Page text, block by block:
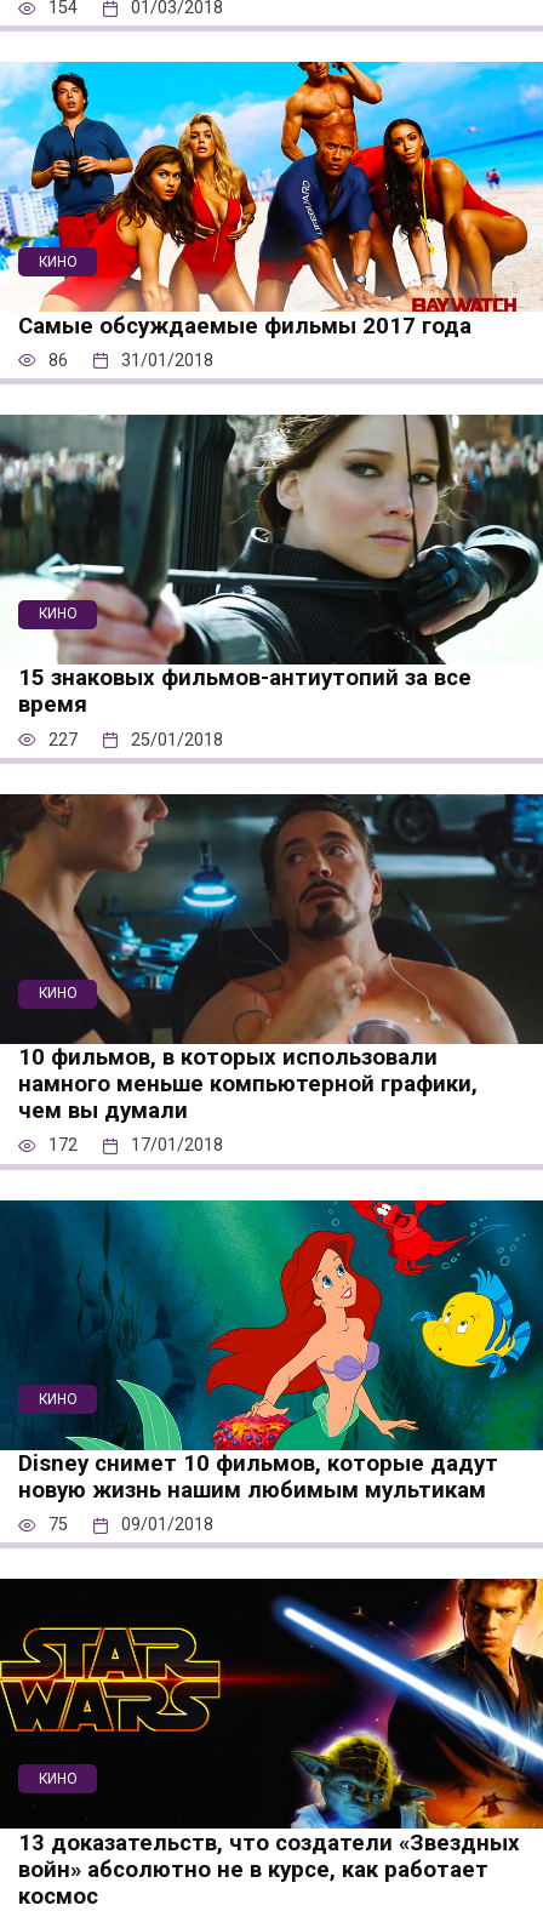
154 01/03/2018
КИНО
Самые обсуждаемые фильмы 2017 года
86 31/01/2018
КИНО
15 знаковых фильмов-антиутопий за все
время
227 25/01/2018
КИНО
10 фильмов, в которых использовали
намного меньше компьютерной графики,
чем вы думали
172 17/01/2018
КИНО
Disney снимет 10 фильмов, которые дадут
новую жизнь нашим любимым мультикам
75 09/01/2018
КИНО
13 доказательств, что создатели «Звездных
войн» абсолютно не в курсе, как работает
космос